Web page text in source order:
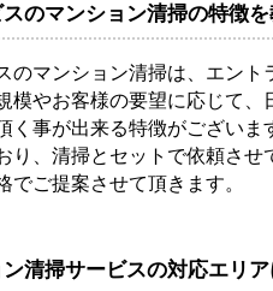
のマンション清掃の特徴を
のマンション清掃は、エン
模やお客様の要望に応じて
く事が出来る特徴がござい
り、清掃とセットで依頼さ
でご提案させて頂きます。
清掃サービスの対応エリア